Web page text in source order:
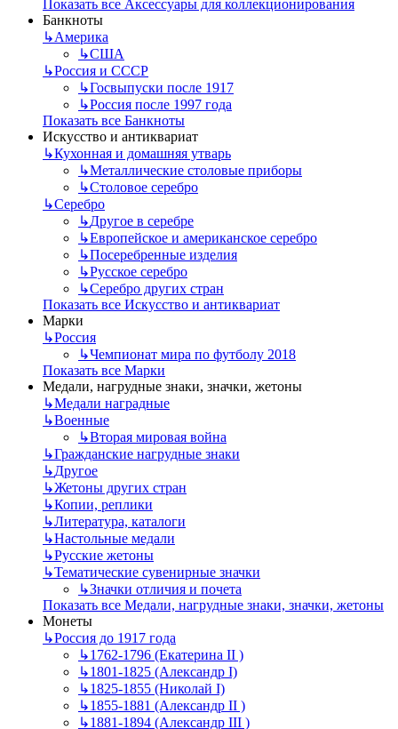
Показать все Аксессуары для коллекционирования
Банкноты
↳Америка
↳США
↳Россия и СССР
↳Госвыпуски после 1917
↳Россия после 1997 года
Показать все Банкноты
Искусство и антиквариат
↳Кухонная и домашняя утварь
↳Металлические столовые приборы
↳Столовое серебро
↳Серебро
↳Другое в серебре
↳Европейское и американское серебро
↳Посеребренные изделия
↳Русское серебро
↳Серебро других стран
Показать все Искусство и антиквариат
Марки
↳Россия
↳Чемпионат мира по футболу 2018
Показать все Марки
Медали, нагрудные знаки, значки, жетоны
↳Mедали наградные
↳Военные
↳Вторая мировая война
↳Гражданские нагрудные знаки
↳Другое
↳Жетоны других стран
↳Копии, реплики
↳Литература, каталоги
↳Настольные медали
↳Русские жетоны
↳Тематические сувенирные значки
↳Значки отличия и почета
Показать все Медали, нагрудные знаки, значки, жетоны
Монеты
↳Россия до 1917 года
↳1762-1796 (Екатерина II )
↳1801-1825 (Александр I)
↳1825-1855 (Николай I)
↳1855-1881 (Александр II )
↳1881-1894 (Александр III )